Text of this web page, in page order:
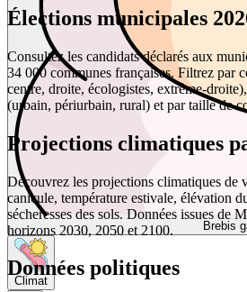
Brebis
Climat
Élections municipales
Consultez les candidats déclarés aux
34 000 communes françaises. Filtrez par
centre, droite, écologistes, extrême-
(urbain, périurbain, rural) et par taille de
Projections climatiques
Découvrez les projections climatiques de
canicule, température estivale, élévation
sécheresses des sols. Données issues de
horizons 2030, 2050 et 2100.
Données politiques